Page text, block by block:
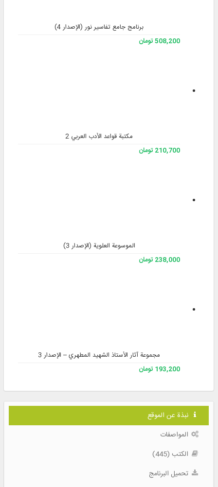
برنامج جامع تفاسير نور (الإصدار 4)
508,200 تومان
مكتبة قواعد الأدب العربي 2
210,700 تومان
الموسوعة العلوية (الإصدار 3)
238,000 تومان
مجموعة آثار الأستاذ الشهيد المطهري – الإصدار 3
193,200 تومان
نبذة عن الموقع
المواصفات
الكتب (445)
تحميل البرنامج